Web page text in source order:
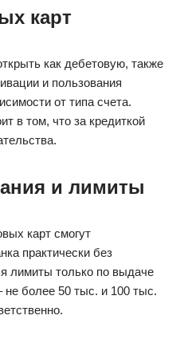
карт
как дебетовую, также
и пользования
от типа счета.
в том, что за кредиткой
и лимиты
карт смогут
практически без
лимиты только по выдаче
более 50 тыс. и 100 тыс.